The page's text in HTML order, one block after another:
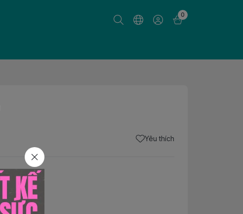
0
Yêu thích